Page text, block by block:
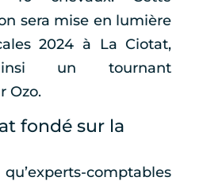
sera mise en lumière
2024 à La Ciotat,
un tournant
Ozo.
fondé sur la
comptables